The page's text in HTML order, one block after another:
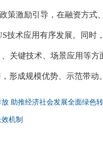
策激励引导，在融资方式
技术应用有序发展。同时
关键技术、场景应用等
形成规模优势、示范带动
助推经济社会发展全面绿色
机制